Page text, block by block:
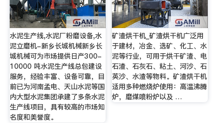
水泥生产线,水泥厂粉磨设备,水
泥立磨机-新乡长城机械新乡长
城机械可为市场提供日产300-
10000 吨水泥生产线总包建设
服务，经验丰富、设备可靠，目
前已为河南孟电、天山水泥等国
内大型水泥集团承建了多条水泥
生产线项目，具有较高的市场知
名度和美誉度。
矿渣烘干机_矿渣烘干机广泛用
于建材，冶金、选矿、化工、水
泥等行业，可用于烘干矿渣、电
石渣、石灰石、粘土、河沙、石
英沙、水渣等物料。矿渣烘干机
适用多种燃烧炉使用：高温沸腾
炉，磨煤喷粉炉以及 …